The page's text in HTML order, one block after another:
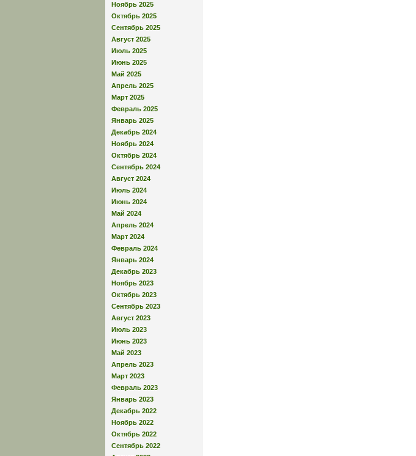
Ноябрь 2025
Октябрь 2025
Сентябрь 2025
Август 2025
Июль 2025
Июнь 2025
Май 2025
Апрель 2025
Март 2025
Февраль 2025
Январь 2025
Декабрь 2024
Ноябрь 2024
Октябрь 2024
Сентябрь 2024
Август 2024
Июль 2024
Июнь 2024
Май 2024
Апрель 2024
Март 2024
Февраль 2024
Январь 2024
Декабрь 2023
Ноябрь 2023
Октябрь 2023
Сентябрь 2023
Август 2023
Июль 2023
Июнь 2023
Май 2023
Апрель 2023
Март 2023
Февраль 2023
Январь 2023
Декабрь 2022
Ноябрь 2022
Октябрь 2022
Сентябрь 2022